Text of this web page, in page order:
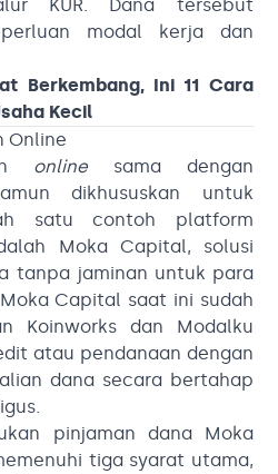
KUR. Dana tersebut
modal kerja dan
Berkembang, Ini 11 Cara
Kecil
Online
onlinesama dengan
dikhususkan untuk
satu contoh platform
Moka Capital, solusi
tanpa jaminan untuk para
Capital saat ini sudah
Koinworks dan Modalku
atau pendanaan dengan
dana secara bertahap
pinjaman dana Moka
tiga syarat utama,